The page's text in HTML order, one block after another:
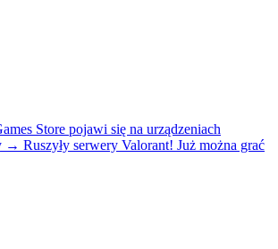
Store pojawi się na urządzeniach
→ Ruszyły serwery Valorant! Już można grać